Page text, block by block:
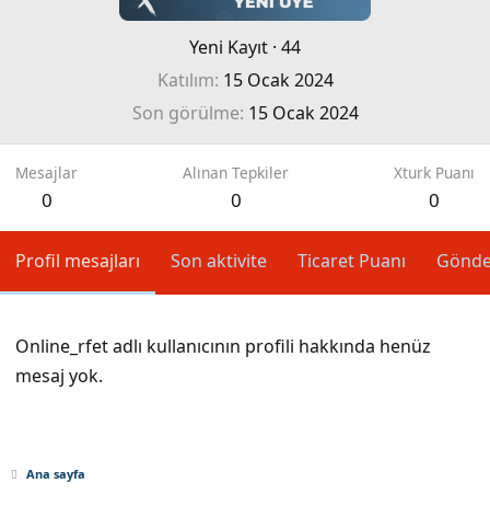
Yeni Kayıt · 44
Katılım 15 Ocak 2024
Son görülme 15 Ocak 2024
Mesajlar
0
Alınan Tepkiler
0
Xturk Puanı
0
Profil mesajları Son aktivite Ticaret Puanı
Online_rfet adlı kullanıcının profili hakkında henüz
mesaj yok.
Ana sayfa